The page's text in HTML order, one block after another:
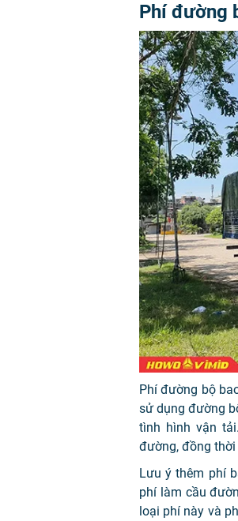
Phí đường
Phí đường bộ
sử dụng đường
tình hình vận
đường, đồng
Lưu ý thêm phí
phí làm cầu
loại phí này và